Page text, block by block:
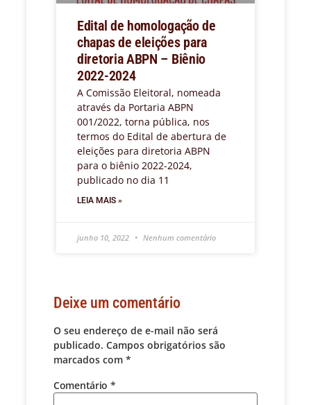
Edital de homologação de
chapas de eleições para
diretoria ABPN – Biênio
2022-2024
A Comissão Eleitoral, nomeada
através da Portaria ABPN
001/2022, torna pública, nos
termos do Edital de abertura de
eleições para diretoria ABPN
para o biênio 2022-2024,
publicado no dia 11
LEIA MAIS »
junho 10, 2022 Nenhum comentário
Deixe um comentário
O seu endereço de e-mail não será
publicado. Campos obrigatórios são
marcados com *
Comentário *